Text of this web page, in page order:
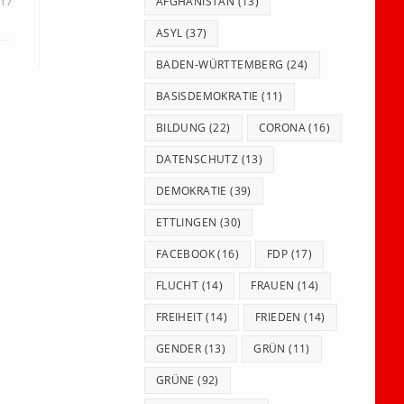
ASYL (37)
BADEN-WÜRTTEMBERG (24)
BASISDEMOKRATIE (11)
BILDUNG (22) CORONA(16)
DATENSCHUTZ (13)
DEMOKRATIE (39)
ETTLINGEN (30)
FACEBOOK(16) FDP (17)
FLUCHT (14) FRAUEN (14)
FREIHEIT(14) FRIEDEN (14)
GENDER (13) GRÜN (11)
GRÜNE (92)